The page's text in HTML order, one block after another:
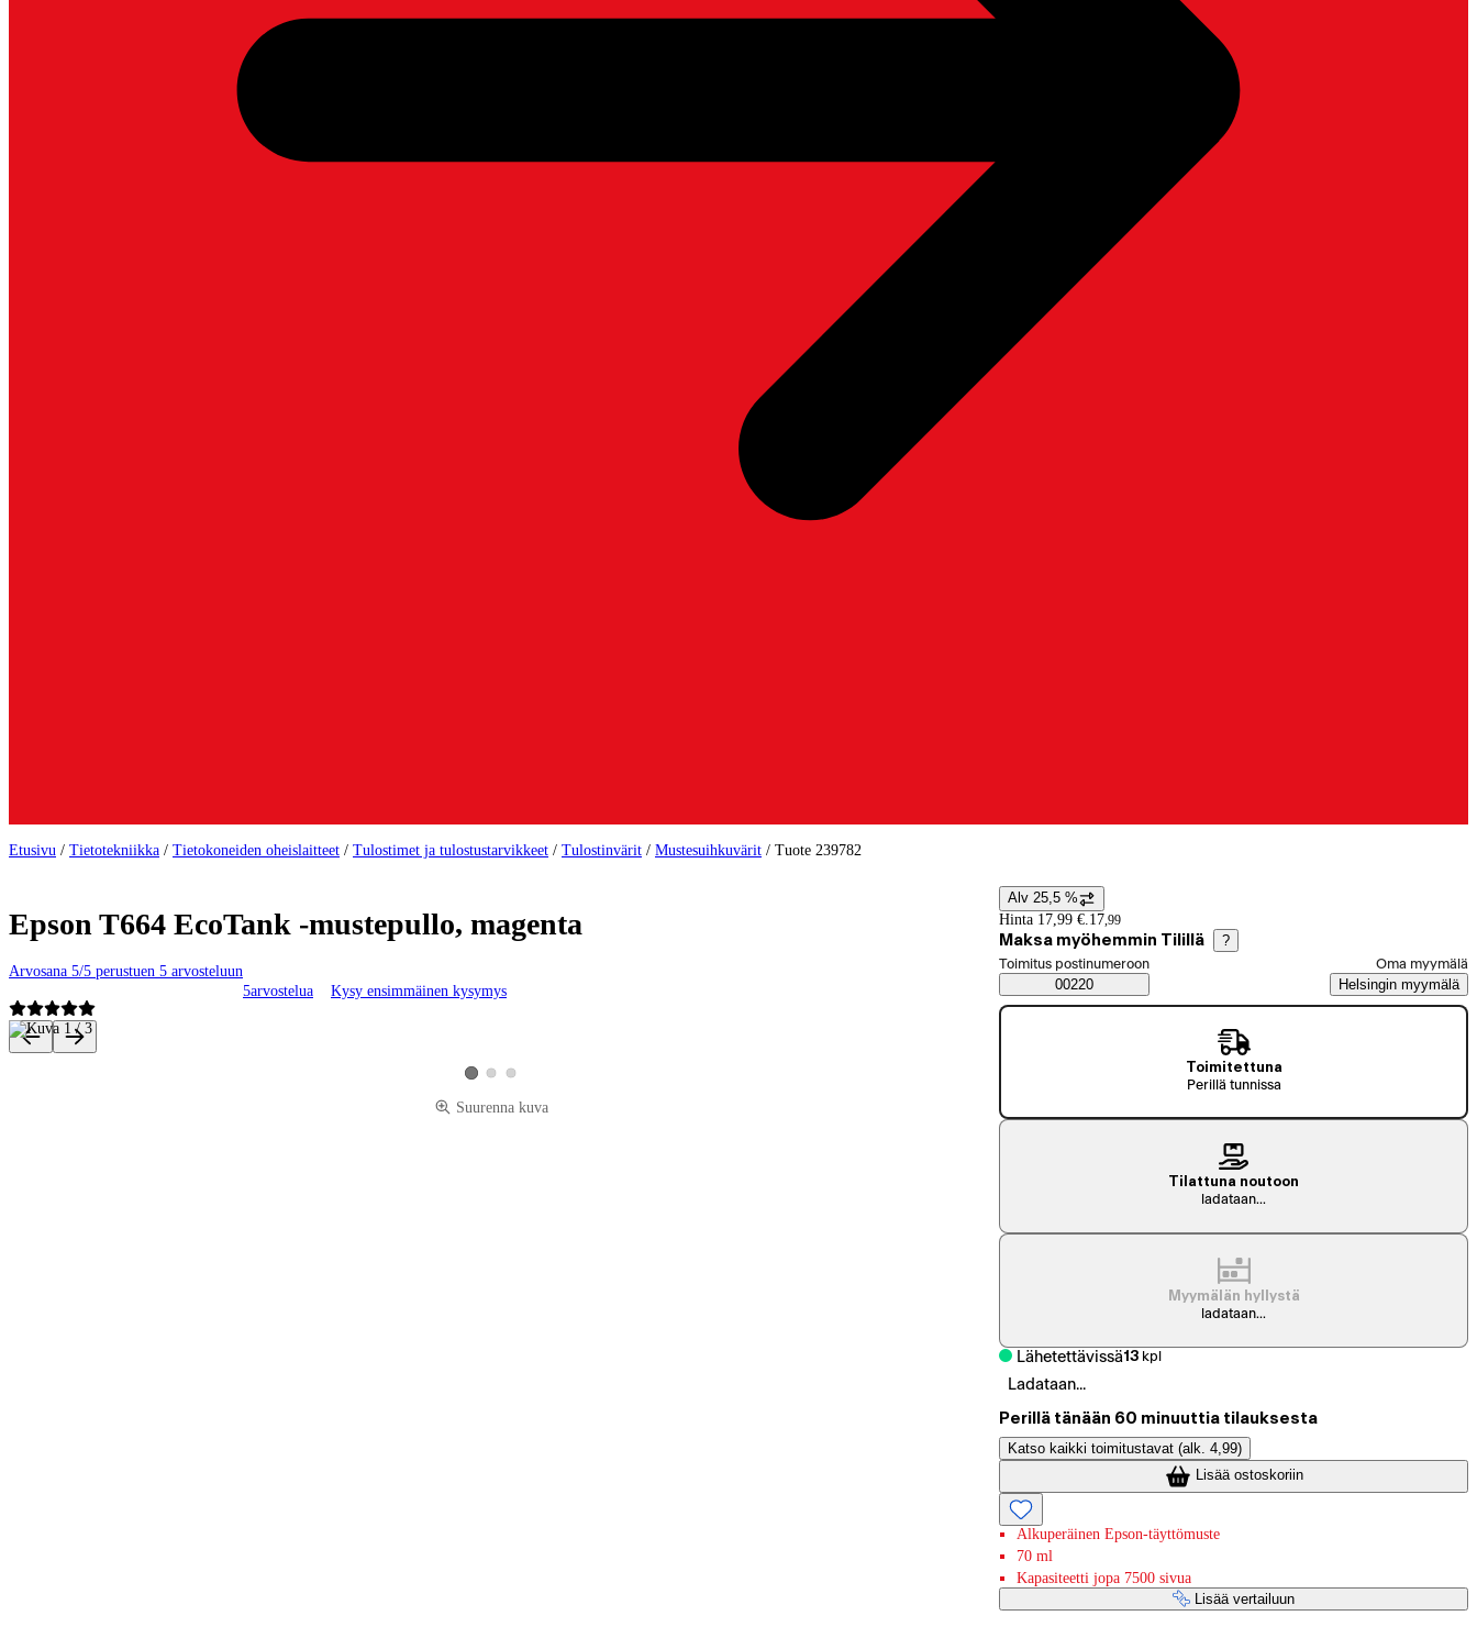
Etusivu / Tietotekniikka / Tietokoneiden oheislaitteet / Tulostimet ja tulostustarvikkeet / Tulostinvärit / Mustesuihkuvärit / Tuote 239782
Epson T664 EcoTank -mustepullo, magenta
Arvosana 5/5 perustuen 5 arvosteluun
5arvostelua Kysy ensimmäinen kysymys
Tuotteen kuvat ja videot
Katso tuotekuva 1
Katso tuotekuva 2
Katso tuotekuva 3
Suurenna kuva
Hintatiedot
Alv 25,5 %
Hinta 17,99 €. 17,99
Maksa myöhemmin Tilillä ?
Saatavuustiedot
Valitse tilaustapa
Toimitus postinumeroon
00220
Oma myymälä
Helsingin myymälä
Toimitettuna
Perillä tunnissa
Tilattuna noutoon
ladataan...
Myymälän hyllystä
ladataan...
Lähetettävissä13 kpl
Ladataan...
Perillä tänään 60 minuuttia tilauksesta
Katso kaikki toimitustavat (alk. 4,99)
Lisää ostoskoriin
Alkuperäinen Epson-täyttömuste
70 ml
Kapasiteetti jopa 7500 sivua
Lisää vertailuun